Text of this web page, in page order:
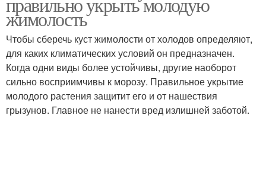
жимолость
Чтобы сберечь куст жимолости от холодов определяют,
для каких климатических условий он предназначен.
Когда одни виды более устойчивы, другие наоборот
сильно восприимчивы к морозу. Правильное укрытие
молодого растения защитит его и от нашествия
грызунов. Главное не нанести вред излишней заботой.